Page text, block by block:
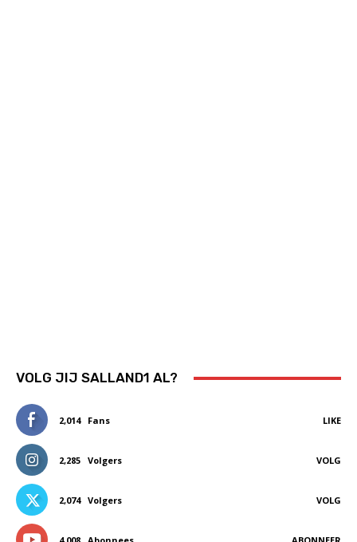
VOLG JIJ SALLAND1 AL?
2,014 Fans LIKE
2,285 Volgers VOLG
2,074 Volgers VOLG